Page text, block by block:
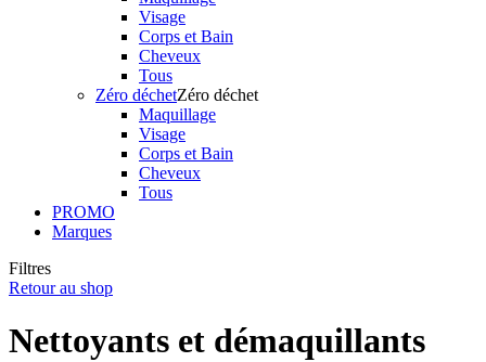
Visage
Corps et Bain
Cheveux
Tous
Zéro déchetZéro déchet
Maquillage
Visage
Corps et Bain
Cheveux
Tous
PROMO
Marques
Filtres
Retour au shop
Nettoyants et démaquillants